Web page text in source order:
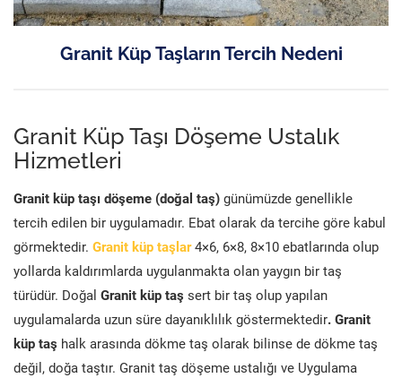
Granit Küp Taşların Tercih Nedeni
Granit Küp Taşı Döşeme Ustalık
Hizmetleri
Granit küp taşı döşeme (doğal taş) günümüzde genellikle
tercih edilen bir uygulamadır. Ebat olarak da tercihe göre kabul
görmektedir. Granit küp taşlar 4×6, 6×8, 8×10 ebatlarında olup
yollarda kaldırımlarda uygulanmakta olan yaygın bir taş
türüdür. Doğal Granit küp taş sert bir taş olup yapılan
uygulamalarda uzun süre dayanıklılık göstermektedir. Granit
küp taş halk arasında dökme taş olarak bilinse de dökme taş
değil, doğa taştır. Granit taş döşeme ustalığı ve Uygulama